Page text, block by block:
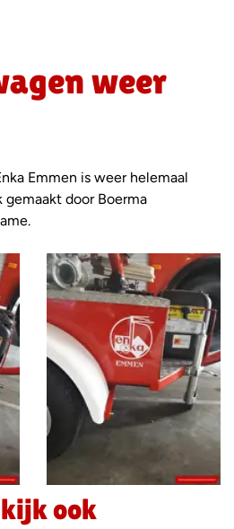
weer
Emmen is weer helemaal
door Boerma
ook